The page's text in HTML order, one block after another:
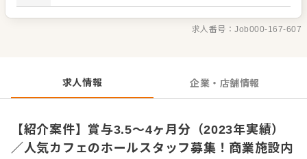
どのアイデアも大歓迎です。 【具体的には…】 ・お席への
ご案内、オーダーテイク、レジ対応など接客全般 ・ドリン
っかりサポートしますので、経験に関わらず安心してスタ
ートできる環境です。 ゆくゆくはステップアップなどもめ
ざせます。
求人番号：Job000-167-607
求人情報 企業・店舗情報
【紹介案件】賞与3.5～4ヶ月分（2023年実績）
／人気カフェのホールスタッフ募集！商業施設内